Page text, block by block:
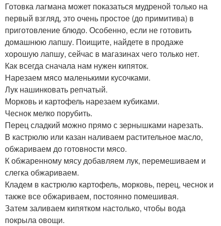
Готовка лагмана может показаться мудреной только на
первый взгляд, это очень простое (до примитива) в
приготовление блюдо. Особенно, если не готовить
домашнюю лапшу. Поищите, найдете в продаже
хорошую лапшу, сейчас в магазинах чего только нет.
Как всегда сначала нам нужен кипяток.
Нарезаем мясо маленькими кусочками.
Лук нашинковать репчатый.
Морковь и картофель нарезаем кубиками.
Чеснок мелко порубить.
Перец сладкий можно прямо с зернышками нарезать.
В кастрюлю или казан наливаем растительное масло,
обжариваем до готовности мясо.
К обжаренному мясу добавляем лук, перемешиваем и
слегка обжариваем.
Кладем в кастрюлю картофель, морковь, перец, чеснок и
также все обжариваем, постоянно помешивая.
Затем заливаем кипятком настолько, чтобы вода
покрыла овощи.